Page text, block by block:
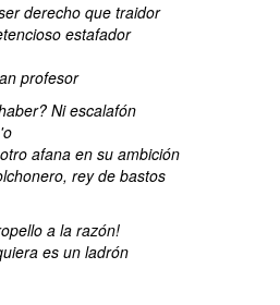
derecho que traidor
estafador
profesor
Ni escalafón
afana en su ambición
rey de bastos
a la razón!
es un ladrón